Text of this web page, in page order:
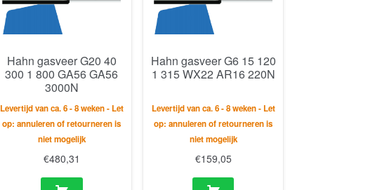
Hahn gasveer G20 40
300 1 800 GA56 GA56
3000N
Levertijd van ca. 6 - 8 weken - Let
op: annuleren of retourneren is
niet mogelijk
€480,31
Hahn gasveer G6 15 120
1 315 WX22 AR16 220N
Levertijd van ca. 6 - 8 weken - Let
op: annuleren of retourneren is
niet mogelijk
€159,05